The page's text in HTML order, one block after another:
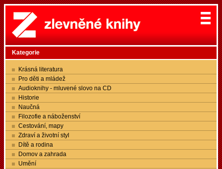
Kategorie
Krásná literatura
Pro děti a mládež
Audioknihy - mluvené slovo na CD
Historie
Naučná
Filozofie a náboženství
Cestování, mapy
Zdraví a životní styl
Dítě a rodina
Domov a zahrada
Umění